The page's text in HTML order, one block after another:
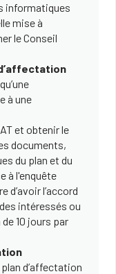
informatiques
mise à
le Conseil
à une
et obtenir le
documents,
du plan et du
à l'enquête
d’avoir l’accord
intéressés ou
10 jours par
plan d’affectation